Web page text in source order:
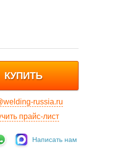
КУПИТЬ
russia.ru
прайс-лист
Написать нам